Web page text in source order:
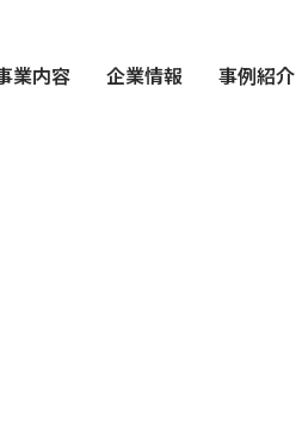
業内容 企業情報 事例紹介